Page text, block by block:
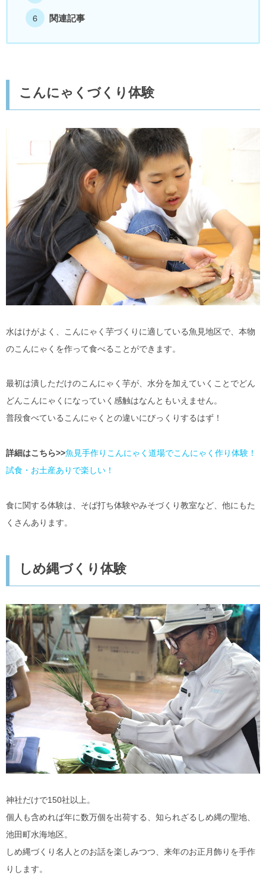
関連記事
こんにゃくづくり体験
水はけがよく、こんにゃく芋づくりに適している魚見地区で、本物
のこんにゃくを作って食べることができます。
最初は潰しただけのこんにゃく芋が、水分を加えていくことでどん
どんこんにゃくになっていく感触はなんともいえません。
普段食べているこんにゃくとの違いにびっくりするはず！
詳細はこちら>>魚見手作りこんにゃく道場でこんにゃく作り体験！
試食・お土産ありで楽しい！
食に関する体験は、そば打ち体験やみそづくり教室など、他にもた
くさんあります。
しめ縄づくり体験
神社だけで150社以上。
個人も含めれば年に数万個を出荷する、知られざるしめ縄の聖地、
池田町水海地区。
しめ縄づくり名人とのお話を楽しみつつ、来年のお正月飾りを手作
りします。